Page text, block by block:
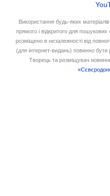
Використання будь-яких
прямого і відкритого для
розміщено в незалежності від
(для інтернет-видань) повинно
Творець та розміщувач